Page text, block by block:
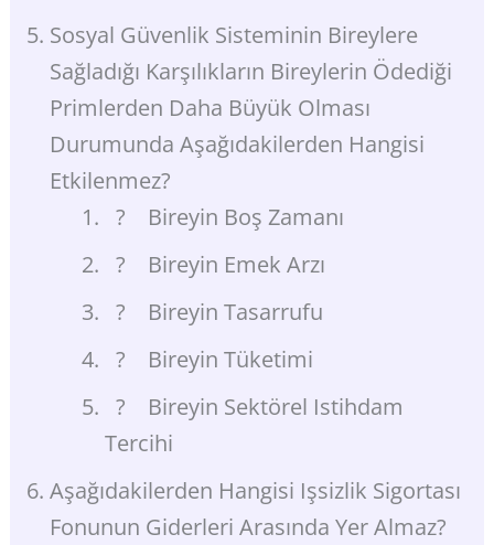
Sosyal Güvenlik Sisteminin Bireylere
Sağladığı Karşılıkların Bireylerin Ödediği
Primlerden Daha Büyük Olması
Durumunda Aşağıdakilerden Hangisi
Etkilenmez?
? Bireyin Boş Zamanı
? Bireyin Emek Arzı
? Bireyin Tasarrufu
? Bireyin Tüketimi
? Bireyin Sektörel Istihdam
Tercihi
Aşağıdakilerden Hangisi Işsizlik Sigortası
Fonunun Giderleri Arasında Yer Almaz?